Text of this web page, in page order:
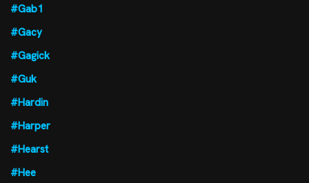
#Gab1
#Gacy
#Gagick
#Guk
#Hardin
#Harper
#Hearst
#Hee